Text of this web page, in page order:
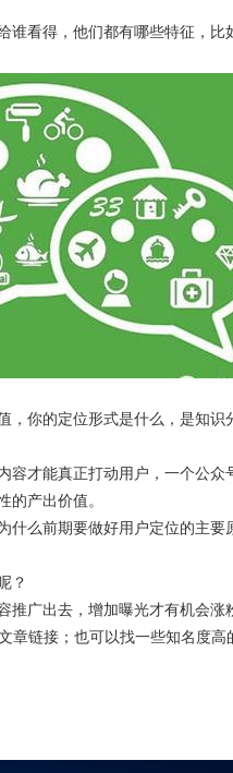
谁看得，他们都有哪些特征，
，你的定位形式是什么，是知
容才能真正打动用户，一个公
的产出价值。
什么前期要做好用户定位的主
？
推广出去，增加曝光才有机会
章链接；也可以找一些知名度